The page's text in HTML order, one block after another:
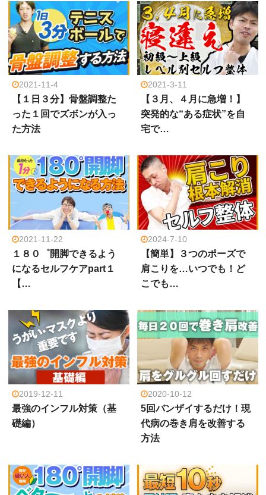
2021-11-4
【１日３分】骨盤調整た
った１回でズボンが入っ
た方法
2021-3-11
【３月、４月に急増！】
突発的な“ある症状”を自
宅で…
2021-11-22
１８０゜開脚できるよう
になるセルフケアpart１
【…
2024-7-10
【簡単】３つのポーズで
肩こりを…いつでも！ど
こでも…
2019-12-11
最強のインフル対策（基
礎編）
2020-10-12
5回バンザイするだけ！現
代病の巻き肩を改善する
方法